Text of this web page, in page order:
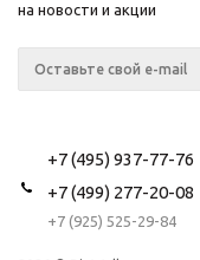
на новости и акции
+7 (495) 937-77-76
+7 (499) 277-20-08
+7 (925) 525-29-84